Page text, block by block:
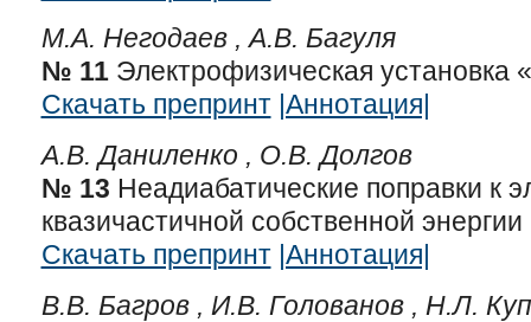
М.А. Негодаев ,А.В. Багуля
№ 11Электрофизическая установка
Скачать препринт |Аннотация|
А.В. Даниленко , О.В. Долгов
№ 13 Неадиабатические поправки к
квазичастичной собственной энергии
Скачать препринт |Аннотация|
В.В. Багров , И.В. Голованов , Н.Л.